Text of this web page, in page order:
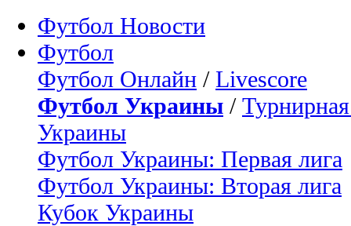
Футбол Новости
Футбол
Футбол Онлайн / Livescore
Футбол Украины /
Украины
Футбол Украины: Первая лига
Футбол Украины: Вторая лига
Кубок Украины